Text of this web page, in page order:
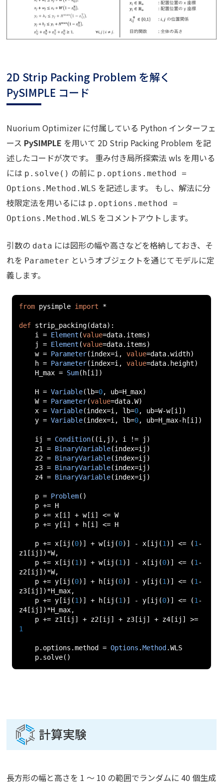
2D Strip Packing Problem を解く
PySIMPLE コード
Nuorium Optimizer に付属している Python インターフェ
ース PySIMPLE を用いて 2D Strip Packing Problem を記
述したコードが次です。 重み付き局所探索法 wls を用いる
には p.solve() の前に p.options.method =
Options.Method.WLS を記述します。 もし、解法に分
枝限定法を用いるには p.options.method =
Options.Method.WLS をコメントアウトします。
引数の data には図形の幅や高さなどを格納しておき、そ
れを Parameter というオブジェクトを通じてモデルに定
義します。
from pysimple import *
def strip_packing(data):
    i
= Element (value=data. items)
    j
= Element (value=data. items)
    w
= Parameter(index=i , value=data.width)
    h
= Parameter(index=i , value=data. height)
    H_max
= Sum( h[i ])
    H
= Variable(lb=0, ub=H_max)
    W
= Parameter(value=data.W)
    x
= Variable(index=i , lb=0, ub=W-w[i ])
    y
= Variable(index=i , lb=0, ub=H_max- h[i ])
    ij
= Condition((i , j ), i != j )
    z1
= BinaryVariable(index=ij )
    z2
= BinaryVariable(index=ij )
    z3
= BinaryVariable(index=ij )
    z4
= BinaryVariable(index=ij )
    p
= Problem()
    p
+= H
    p
+= x[i ] + w[i ] <= W
    p
+= y[i ] + h[i ] <= H
    p
+= x[ij (0)] + w[ij (0)] - x[ij (1 )] <= (1 -
z1 [ij ])*W,
    p
+= x[ij (1 )] + w[ij (1 )] - x[ij (0)] <= (1 -
z2[ij ])*W,
    p
+= y[ij (0)] + h[ij (0)] - y[ij (1 )] <= (1 -
z3[ij ])*H_max,
    p
+= y[ij (1 )] + h[ij (1 )] - y[ij (0)] <= (1 -
z4[ij ])*H_max,
    p
+= z1 [ij ] + z2[ij ] + z3[ij ] + z4[ij ]
>=
1
    p
. options .method = Options .Method .WLS
    p
. solve()
計算実験
長方形の幅と高さを 1 ～ 10 の範囲でランダムに 40 個生成